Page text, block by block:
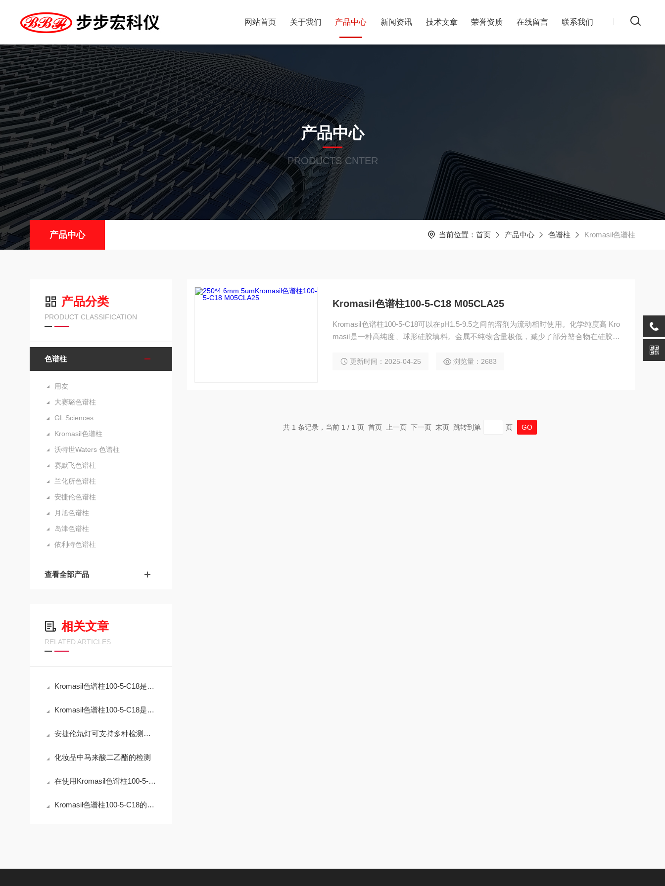
网站首页 关于我们 产品中心 新闻资讯 技术文章 荣誉资质 在线留言 联系我们
产品中心
PRODUCTS CNTER
产品中心 当前位置： 首页 产品中心 色谱柱 Kromasil色谱柱
产品分类
PRODUCT CLASSIFICATION
色谱柱
用友
大赛璐色谱柱
GL Sciences
Kromasil色谱柱
沃特世Waters 色谱柱
赛默飞色谱柱
兰化所色谱柱
安捷伦色谱柱
月旭色谱柱
岛津色谱柱
依利特色谱柱
查看全部产品
相关文章
RELATED ARTICLES
Kromasil色谱柱100-5-C18是色谱分析技术中的核心部件
Kromasil色谱柱100-5-C18是实验中不可少的部分
安捷伦氘灯可支持多种检测模式
化妆品中马来酸二乙酯的检测
在使用Kromasil色谱柱100-5-C18时不可忽视的事项
Kromasil色谱柱100-5-C18的性能特点，一看便知
Kromasil色谱柱100-5-C18 M05CLA25
Kromasil色谱柱100-5-C18可以在pH1.5-9.5之间的溶剂为流动相时使用。化学纯度高 Kro
masil是一种高纯度、球形硅胶填料。金属不纯物含量极低，减少了部分螯合物在硅胶基
更新时间：2025-04-25 浏览量：2683
共 1 条记录，当前 1 / 1 页 首页 上一页 下一页 末页 跳转到第 页